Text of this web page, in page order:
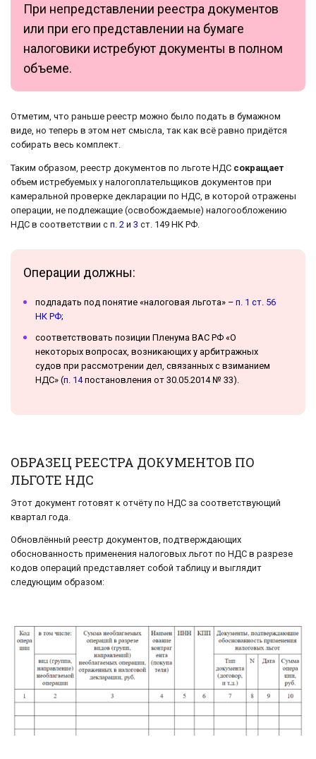
При непредставлении реестра документов
или при его представлении на бумаге
налоговики истребуют документы в полном
объеме.
Отметим, что раньше реестр можно было подать в бумажном
виде, но теперь в этом нет смысла, так как всё равно придётся
собирать весь комплект.
Таким образом, реестр документов по льготе НДС сокращает
объем истребуемых у налогоплательщиков документов при
камеральной проверке декларации по НДС, в которой отражены
операции, не подлежащие (освобождаемые) налогообложению
НДС в соответствии с п. 2 и 3 ст. 149 НК РФ.
Операции должны:
подпадать под понятие «налоговая льгота» – п. 1 ст. 56
НК РФ;
соответствовать позиции Пленума ВАС РФ «О
некоторых вопросах, возникающих у арбитражных
судов при рассмотрении дел, связанных с взиманием
НДС» (п. 14постановления от 30.05.2014 № 33).
ОБРАЗЕЦ РЕЕСТРА ДОКУМЕНТОВ ПО
ЛЬГОТЕ НДС
Этот документ готовят к отчёту по НДС за соответствующий
квартал года.
Обновлённый реестр документов, подтверждающих
обоснованность применения налоговых льгот по НДС в разрезе
кодов операций представляет собой таблицу и выглядит
следующим образом: